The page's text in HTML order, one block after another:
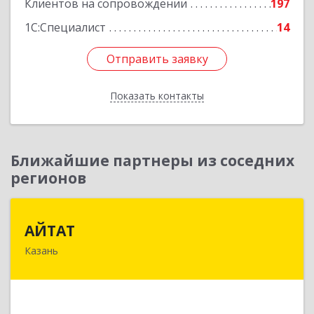
Клиентов на сопровождении
197
1С:Специалист
14
Отправить заявку
Показать контакты
Отправить заявку
Назад
Ближайшие партнеры из соседних
регионов
АЙТАТ
Казань